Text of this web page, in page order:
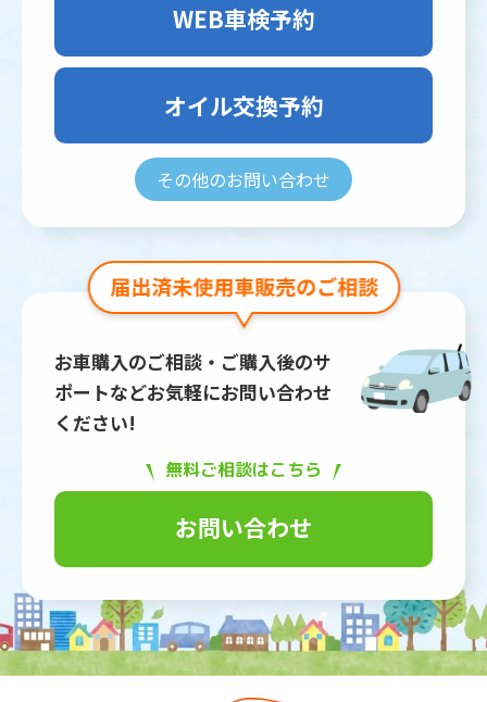
WEB車検予約
オイル交換予約
その他のお問い合わせ
お車購入のご相談・ご購入後のサ
ポートなどお気軽にお問い合わせ
ください!
無料ご相談はこちら
お問い合わせ